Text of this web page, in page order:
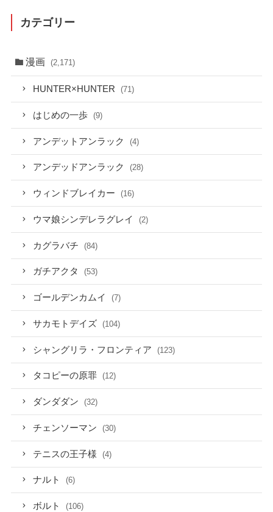
カテゴリー
漫画 (2,171)
HUNTER×HUNTER (71)
はじめの一歩 (9)
アンデットアンラック (4)
アンデッドアンラック (28)
ウィンドブレイカー (16)
ウマ娘シンデレラグレイ (2)
カグラバチ (84)
ガチアクタ (53)
ゴールデンカムイ (7)
サカモトデイズ (104)
シャングリラ・フロンティア (123)
タコピーの原罪 (12)
ダンダダン (32)
チェンソーマン (30)
テニスの王子様 (4)
ナルト (6)
ボルト (106)